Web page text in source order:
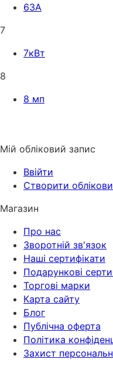
63A
7
7кВт
8
8 мп
Мій обліковий запис
Ввійти
Створити
Магазин
Про нас
Зворотній зв'язок
Наші сертифікати
Подарункові
Торгові марки
Карта сайту
Блог
Публічна оферта
Політика
Захист